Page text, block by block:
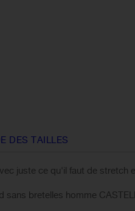
DES TAILLES
juste ce qu'il faut de stretch
sans bretelles homme